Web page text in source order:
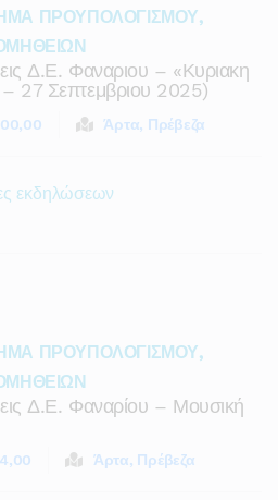
ΠΡΟΥΠΟΛΟΓΙΣΜΟΥ,
Δ.ε. Φαναριου – «κυριακη
27 Σεπτεμβριου 2025)
Άρτα, Πρέβεζα
εκδηλώσεων
ΠΡΟΥΠΟΛΟΓΙΣΜΟΥ,
Δ.ε. Φαναρίου – Μουσική
Άρτα, Πρέβεζα